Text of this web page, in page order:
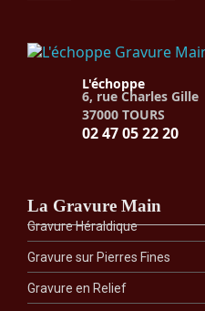
L'échoppe
6, rue Charles Gille
37000 TOURS
02 47 05 22 20
La Gravure Main
Gravure Héraldique
Gravure sur Pierres Fines
Gravure en Relief